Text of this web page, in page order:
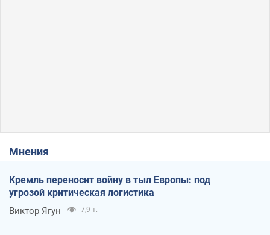
Мнения
Кремль переносит войну в тыл Европы: под
угрозой критическая логистика
Виктор Ягун 7,9 т.